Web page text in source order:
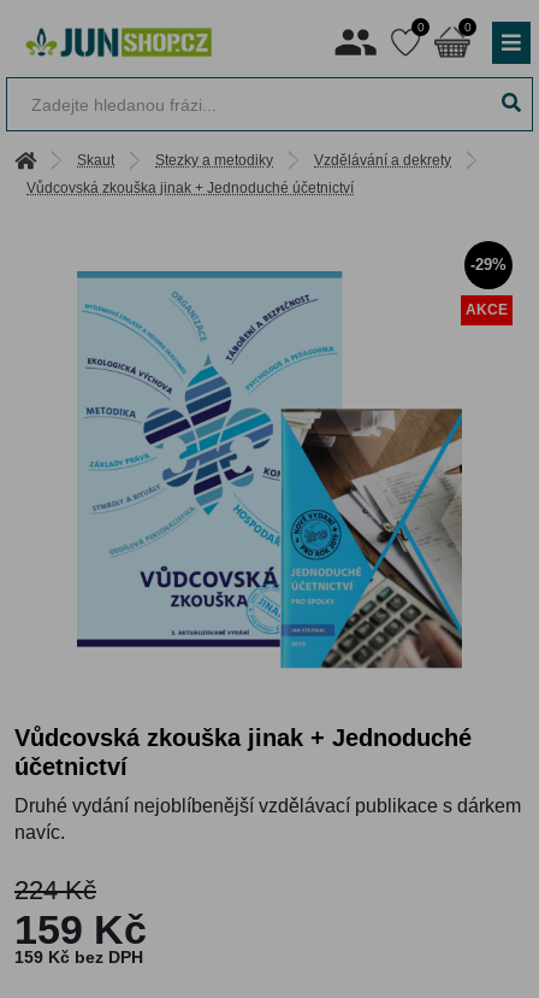
0 0
Skaut Stezky a metodiky
Vzdělávání a dekrety
Vůdcovská zkouška jinak + Jednoduché účetnictví
-29%
AKCE
Vůdcovská zkouška jinak + Jednoduché
účetnictví
Druhé vydání nejoblíbenější vzdělávací publikace s dárkem
navíc.
224 Kč
159 Kč
159 Kč bez DPH